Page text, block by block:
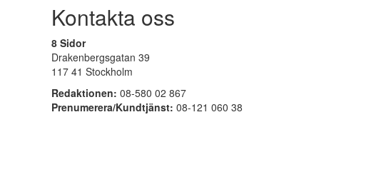
Kontakta oss
8 Sidor
Drakenbergsgatan 39
117 41 Stockholm
Redaktionen: 08-580 02 867
Prenumerera/Kundtjänst: 08-121 060 38